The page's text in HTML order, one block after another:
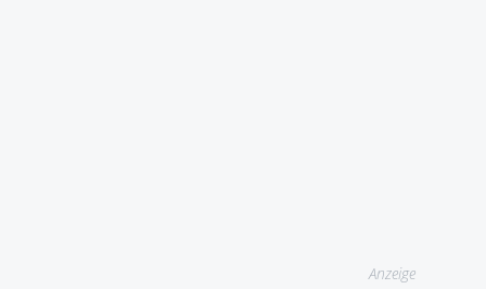
Anzeige